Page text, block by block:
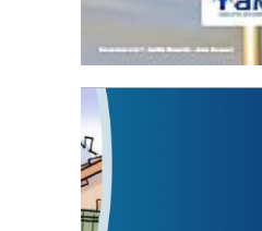
Statut de l’élu local
3 avril 2024
Mise à jour avril 2024
FEUILLETER